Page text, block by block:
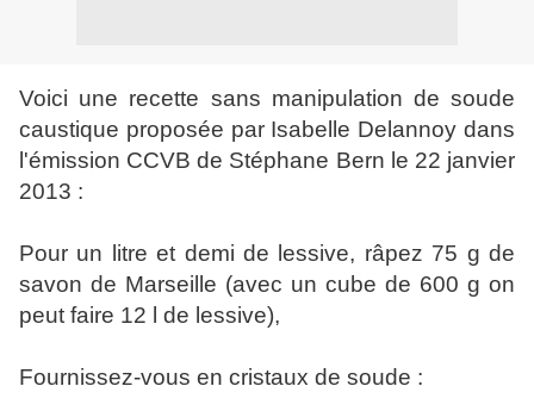
Voici une recette sans manipulation de soude
caustique proposée par Isabelle Delannoy dans
l'émission CCVB de Stéphane Bern le 22 janvier
2013 :
Pour un litre et demi de lessive, râpez 75 g de
savon de Marseille (avec un cube de 600 g on
peut faire 12 l de lessive),
Fournissez-vous en cristaux de soude :